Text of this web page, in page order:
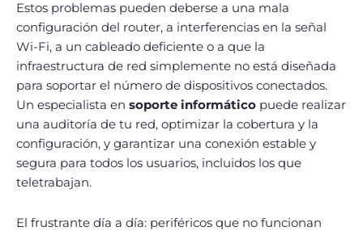
Estos problemas pueden deberse a una mala
configuración del router, a interferencias en la señal
Wi-Fi, a un cableado deficiente o a que la
infraestructura de red simplemente no está diseñada
para soportar el número de dispositivos conectados.
Un especialista en soporte informático puede realizar
una auditoría de tu red, optimizar la cobertura y la
configuración, y garantizar una conexión estable y
segura para todos los usuarios, incluidos los que
teletrabajan.
El frustrante día a día: periféricos que no funcionan